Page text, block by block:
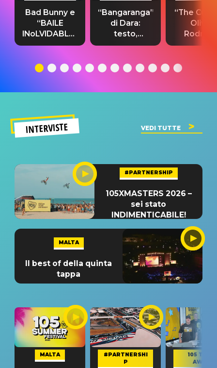
Bad Bunny e
“BAILE
INoLVIDABLE”:
testo,
significato
“Bangaranga”
di Dara:
testo,
traduzione e
del singolo
“The
Olivia
testo,
INTERVISTE VEDI TUTTE
#PARTNERSHIP
105XMASTERS 2026 –
sei stato
INDIMENTICABILE!
MALTA
Il best of della quinta
tappa
MALTA
#PARTNERSHI
P
105 TAKE
AWAY